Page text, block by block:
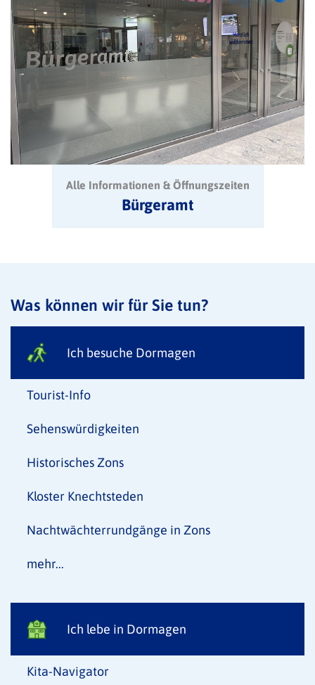
Alle Informationen & Öffnungszeiten
Bürgeramt
Was können wir für Sie tun?
Ich besuche Dormagen
Tourist-Info
Sehenswürdigkeiten
Historisches Zons
Kloster Knechtsteden
Nachtwächterrundgänge in Zons
mehr...
Ich lebe in Dormagen
Kita-Navigator